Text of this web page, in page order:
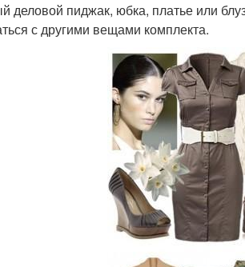
деловой пиджак, юбка, платье или
с другими вещами комплекта.